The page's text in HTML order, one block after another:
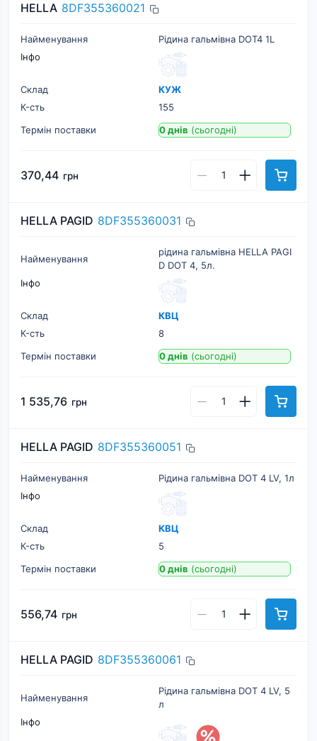
HELLA 8DF355360021
Найменування
Рідина гальмівна DOT4 1L
Інфо
Склад
КУЖ
К-cть
155
Термін поставки
0 днів (сьогодні)
370,44 грн
HELLA PAGID 8DF355360031
Найменування
рідина гальмівна HELLA PAGI
D DOT 4, 5л.
Інфо
Склад
КВЦ
К-cть
8
Термін поставки
0 днів (сьогодні)
1 535,76 грн
HELLA PAGID 8DF355360051
Найменування
Рідина гальмівна DOT 4 LV, 1л
Інфо
Склад
КВЦ
К-cть
5
Термін поставки
0 днів (сьогодні)
556,74 грн
HELLA PAGID 8DF355360061
Найменування
Рідина гальмівна DOT 4 LV, 5
л
Інфо